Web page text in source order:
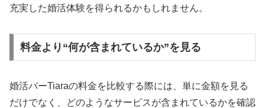
充実した婚活体験を得られるかもしれません。
料金より“何が含まれているか”を見る
婚活バーTiaraの料金を比較する際には、単に金額を見る
だけでなく、どのようなサービスが含まれているかを確認